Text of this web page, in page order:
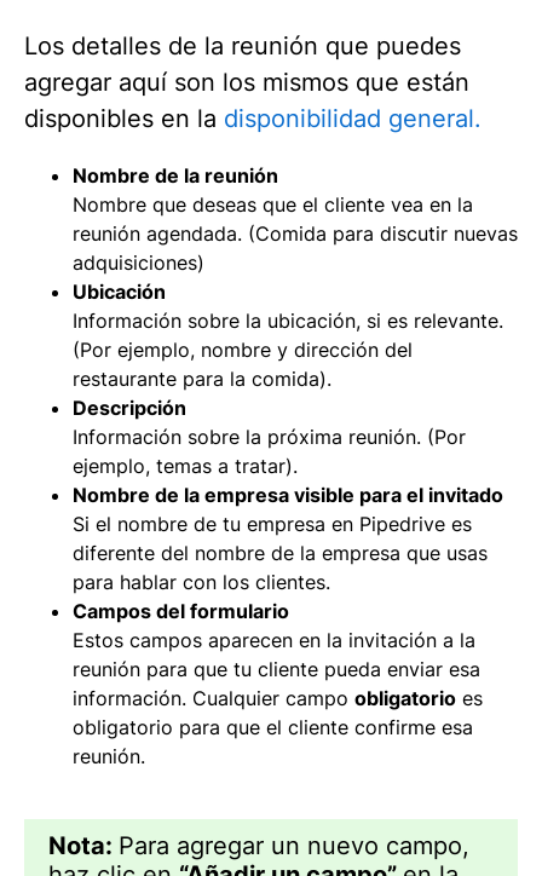
Los detalles de la reunión que puedes
agregar aquí son los mismos que están
disponibles en la disponibilidad general.
Nombre de la reunión
Nombre que deseas que el cliente vea en la
reunión agendada. (Comida para discutir nuevas
adquisiciones)
Ubicación
Información sobre la ubicación, si es relevante.
(Por ejemplo, nombre y dirección del
restaurante para la comida).
Descripción
Información sobre la próxima reunión. (Por
ejemplo, temas a tratar).
Nombre de la empresa visible para el invitado
Si el nombre de tu empresa en Pipedrive es
diferente del nombre de la empresa que usas
para hablar con los clientes.
Campos del formulario
Estos campos aparecen en la invitación a la
reunión para que tu cliente pueda enviar esa
información. Cualquier campo obligatorio es
obligatorio para que el cliente confirme esa
reunión.
Nota: Para agregar un nuevo campo,